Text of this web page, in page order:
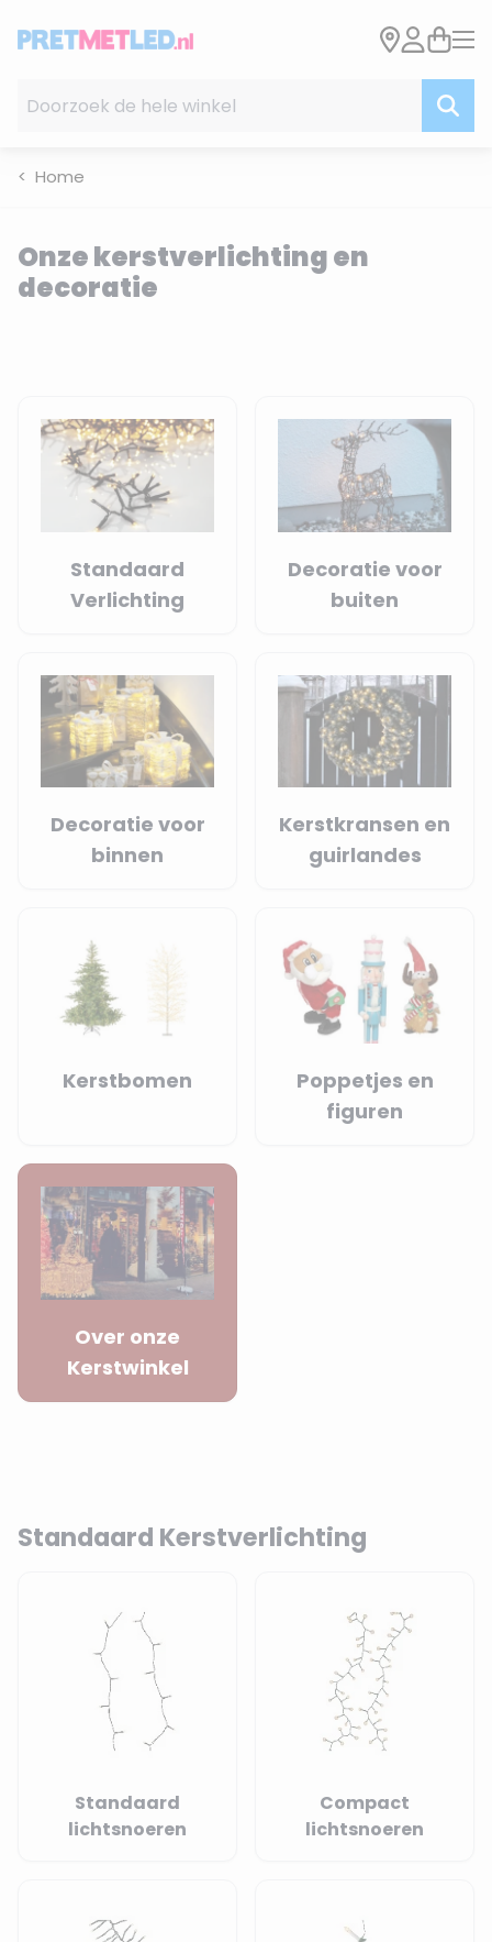
Home
Onze kerstverlichting en
decoratie
Standaard
Verlichting
Decoratie voor
buiten
Decoratie voor
binnen
Kerstkransen en
guirlandes
Kerstbomen
Poppetjes en
figuren
Over onze
Kerstwinkel
Standaard Kerstverlichting
Standaard
lichtsnoeren
Compact
lichtsnoeren